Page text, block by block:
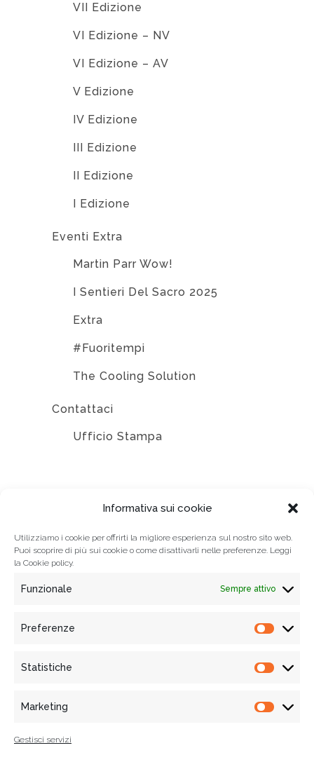
Informativa sui cookie
Utilizziamo i cookie per offrirti la migliore esperienza sul nostro sito web.
Puoi scoprire di più sui cookie o come disattivarli nelle preferenze. Leggi
la Cookie policy.
Funzionale Sempre attivo
Preferenze
Statistiche
Marketing
Gestisci servizi
VII Edizione
VI Edizione – NV
VI Edizione – AV
V Edizione
IV Edizione
III Edizione
II Edizione
I Edizione
Eventi Extra
Martin Parr Wow!
I Sentieri Del Sacro 2025
Extra
#Fuoritempi
The Cooling Solution
Contattaci
Ufficio Stampa
Informativa Privacy
WebDesign: